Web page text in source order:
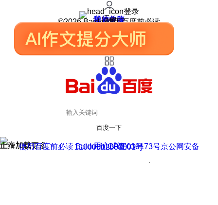
登录
我的关注
我的收藏
皮肤中心
用户反馈
设置
©2026 Baidu 使用百度前必读
百度一下
正在加载
上滑加载更多 用户反馈
使用百度前必读 Baidu 京ICP证030173号
京公网安备11000002000001号